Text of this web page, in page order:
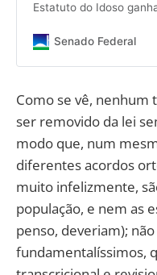
Estatuto do Idoso
Idosa. A mudança
Diário Oficial da União.
norma ( Lei 14.423 )
Projeto de Lei do
72/2018 , do senador
(PT-RS), que é
proposta que originou
que garantiu direitos e
pessoas com 60 anos
Senado Federal
Como se vê, nenhum
ser removido da lei
modo que, num
diferentes acordos
muito infelizmente,
população, e nem as
penso, deveriam);
fundamentalíssimos,